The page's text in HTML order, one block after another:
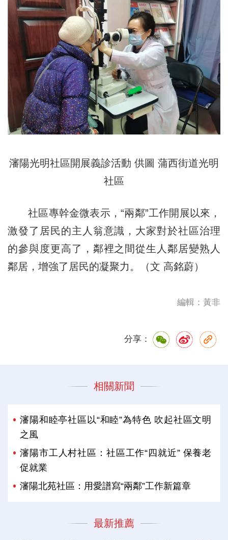
瀋陽光明社區開展義診活動 供圖 蒲西街道光明
社區
社區專幹金微表示，“兩鄰”工作開展以來，
激發了居民的主人翁意識，大家對於社區治理
的參與度更高了，鄰裡之間從生人鄰居變熟人
鄰居，增強了居民的凝聚力。（文 高銘蔚）
編輯：黃非
分享：
相關新聞
瀋陽和睦亭社區以“和睦”為特色 吹起社區文明
之風
瀋陽市工人村社區：社區工作“四就近” 保養老
促就業
瀋陽北苑社區：用愛譜寫“兩鄰”工作新篇章
最新推薦